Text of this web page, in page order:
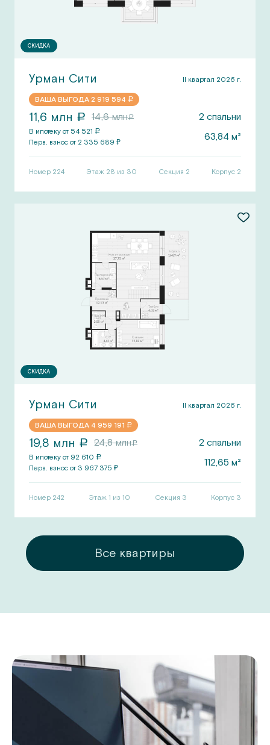
СКИДКА
Урман Сити II квартал 2026 г.
ВАША ВЫГОДА 2 919 594 a
11,6 млн a 14,6млнa 2 спальни
В ипотеку от 54 521 a
Перв. взнос от 2 335 689 ₽ 63,84 м²
Номер 224 Этаж 28 из 30 Секция 2 Корпус 2
СКИДКА
Урман Сити II квартал 2026 г.
ВАША ВЫГОДА 4 959 191 a
19,8 млн a 24,8млнa 2 спальни
В ипотеку от 92 610 a
Перв. взнос от 3 967 375 ₽ 112,65 м²
Номер 242 Этаж 1 из 10 Секция 3 Корпус 3
Все квартиры